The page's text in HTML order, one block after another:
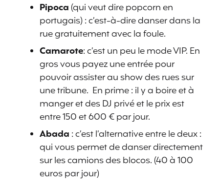
Pipoca(qui veut dire popcorn en
portugais) : c’est-à-dire danser dans la
rue gratuitement avec la foule.
Camarote: c’est un peu le mode VIP. En
gros vous payez une entrée pour
pouvoir assister au show des rues sur
une tribune. En prime : il y a boire et à
manger et des DJ privé et le prix est
entre 150 et 600 € par jour.
Abada : c’est l’alternative entre le deux :
qui vous permet de danser directement
sur les camions des blocos. (40 à 100
euros par jour)